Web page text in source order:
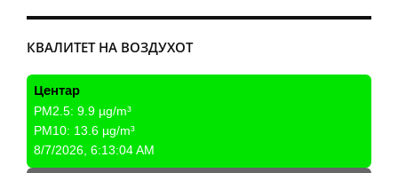
КВАЛИТЕТ НА ВОЗДУХОТ
Центар
PM2.5: 9.9 µg/m³
PM10: 13.6 µg/m³
8/7/2026, 6:13:04 AM